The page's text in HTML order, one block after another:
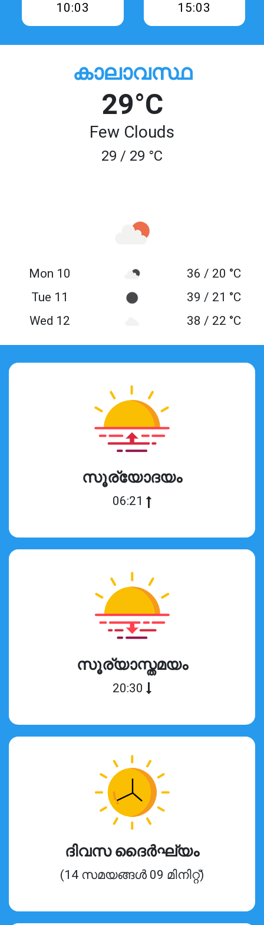
10:03
15:03
കാലാവസ്ഥ
29°C
Few Clouds
29 / 29 °C
Mon 10
36 / 20 °C
Tue 11
39 / 21 °C
Wed 12
38 / 22 °C
സൂര്യോദയം
06:21
സൂര്യാസ്തമയം
20:30
ദിവസ ദൈർഘ്യം
(14 സമയങ്ങൾ 09 മിനിറ്റ്)